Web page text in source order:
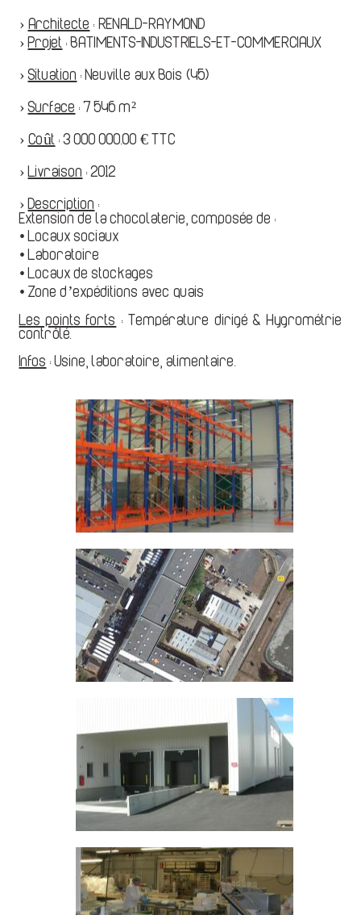
› Architecte : RENALD-RAYMOND
› Projet :BATIMENTS-INDUSTRIELS-ET-COMMERCIAUX
›Situation : Neuville aux Bois (45)
›Surface : 7 546 m²
› Coût :3 000 000.00 € TTC
› Livraison :2012
› Description :
Extension de la chocolaterie, composée de :
• Locaux sociaux
• Laboratoire
• Locaux de stockages
• Zone d’expéditions avec quais
Les points forts : Température dirigé & Hygrométrie
contrôlé.
Infos : Usine, laboratoire, alimentaire.